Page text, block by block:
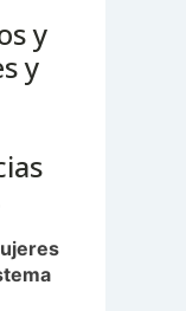
y
y